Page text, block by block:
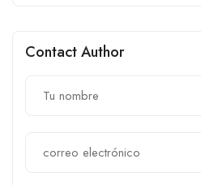
Contact Author